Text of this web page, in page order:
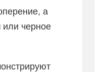
а
или черное